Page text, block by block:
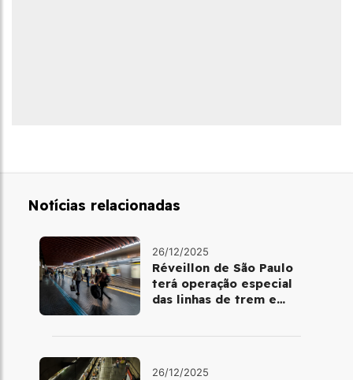
Notícias relacionadas
26/12/2025
Réveillon de São Paulo
terá operação especial
das linhas de trem e
26/12/2025